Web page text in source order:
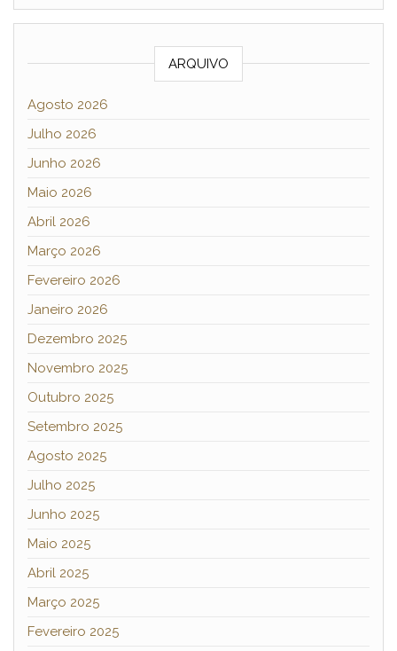
ARQUIVO
Agosto 2026
Julho 2026
Junho 2026
Maio 2026
Abril 2026
Março 2026
Fevereiro 2026
Janeiro 2026
Dezembro 2025
Novembro 2025
Outubro 2025
Setembro 2025
Agosto 2025
Julho 2025
Junho 2025
Maio 2025
Abril 2025
Março 2025
Fevereiro 2025